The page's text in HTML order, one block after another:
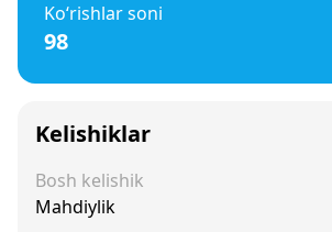
Ko‘rishlar soni
98
Kelishiklar
Bosh kelishik
Mahdiylik